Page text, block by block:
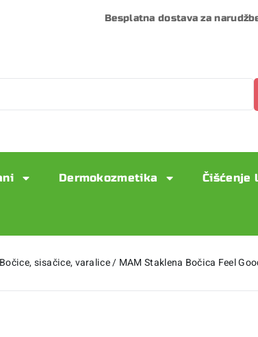
Besplatna dostava za
Dermokozmetika Čišćenje
Bočice, sisačice, varalice/ MAM Staklena Bočica Feel